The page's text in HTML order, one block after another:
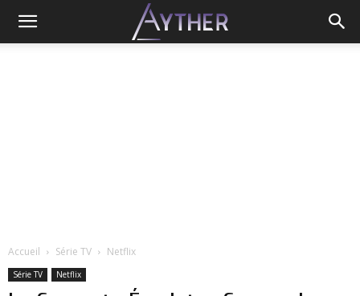
Accueil Série TV Netflix
Série TV Netflix